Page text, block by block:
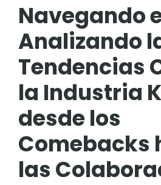
Navegando
Analizando
Tendencias
la Industria
desde los
Comebacks
las